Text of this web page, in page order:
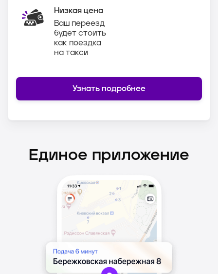
Низкая цена
Ваш переезд
будет стоить
как поездка
на такси
Узнать подробнее
Единое приложение